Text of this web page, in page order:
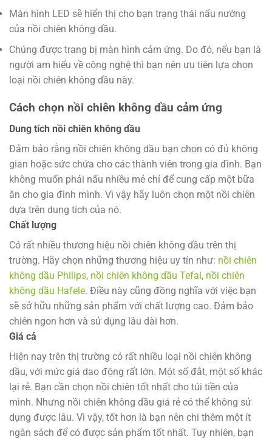
Màn hình LED sẽ hiển thị cho bạn trạng thái nấu nướng
của nồi chiên không dầu.
Chúng được trang bị màn hình cảm ứng. Do đó, nếu bạn là
người am hiểu về công nghệ thì bạn nên ưu tiên lựa chọn
loại nồi chiên không dầu này.
Cách chọn nồi chiên không dầu cảm ứng
Dung tích nồi chiên không dầu
Đảm bảo rằng nồi chiên không dầu bạn chọn có đủ không
gian hoặc sức chứa cho các thành viên trong gia đình. Bạn
không muốn phải nấu nhiều mẻ chỉ để cung cấp một bữa
ăn cho gia đình mình. Vì vậy hãy luôn chọn một nồi chiên
dựa trên dung tích của nó.
Chất lượng
Có rất nhiều thương hiệu nồi chiên không dầu trên thị
trường. Hãy chọn những thương hiệu uy tín như: nồi chiên
không dầu Philips, nồi chiên không dầu Tefal, nồi chiên
không dầu Hafele. Điều này cũng đồng nghĩa với việc bạn
sẽ sở hữu những sản phẩm với chất lượng cao. Đảm bảo
chiên ngon hơn và sử dụng lâu dài hơn.
Giá cả
Hiện nay trên thị trường có rất nhiều loại nồi chiên không
dầu, với mức giá dao động rất lớn. Một số đắt, một số khác
lại rẻ. Bạn cần chọn nồi chiên tốt nhất cho túi tiền của
mình. Nhưng nồi chiên không dầu giá rẻ có thể không sử
dụng được lâu. Vì vậy, tốt hơn là bạn nên chi thêm một ít
ngân sách để có được sản phẩm tốt nhất. Tuy nhiên, bạn